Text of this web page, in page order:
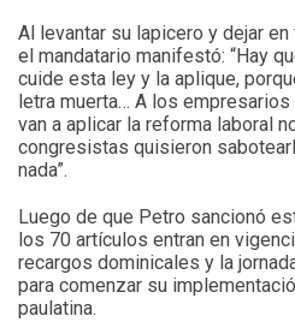
Al levantar su lapicero y dejar
el mandatario manifestó: “Hay
cuide esta ley y la aplique,
letra muerta… A los
van a aplicar la reforma laboral
congresistas quisieron
nada”.
Luego de que Petro sancionó
los 70 artículos entran en
recargos dominicales y la
para comenzar su
paulatina.